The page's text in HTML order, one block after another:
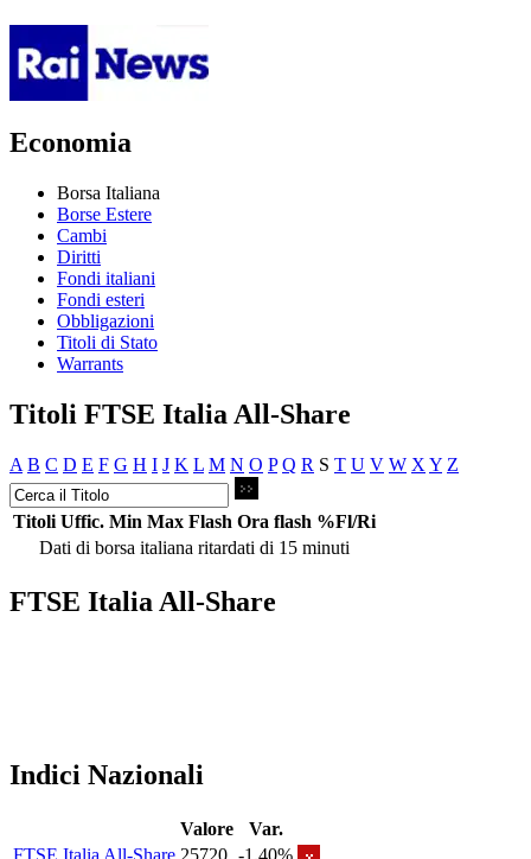
Economia
Borsa Italiana
Borse Estere
Cambi
Diritti
Fondi italiani
Fondi esteri
Obbligazioni
Titoli di Stato
Warrants
Titoli FTSE Italia All-Share
A B C D E F G H I J K L M N O P Q R S T U V W X Y Z
Titoli Uffic. Min Max Flash Ora flash %Fl/Ri
Dati di borsa italiana ritardati di 15 minuti
FTSE Italia All-Share
Indici Nazionali
Valore
Var.